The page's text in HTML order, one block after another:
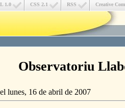
Creative
RSS
CSS 2.1
1.0
Observatoriu
el lunes, 16 de abril de 2007